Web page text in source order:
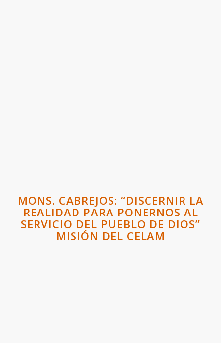
MONS. CABREJOS: “DISCERNIR LA
REALIDAD PARA PONERNOS AL
SERVICIO DEL PUEBLO DE DIOS”
MISIÓN DEL CELAM